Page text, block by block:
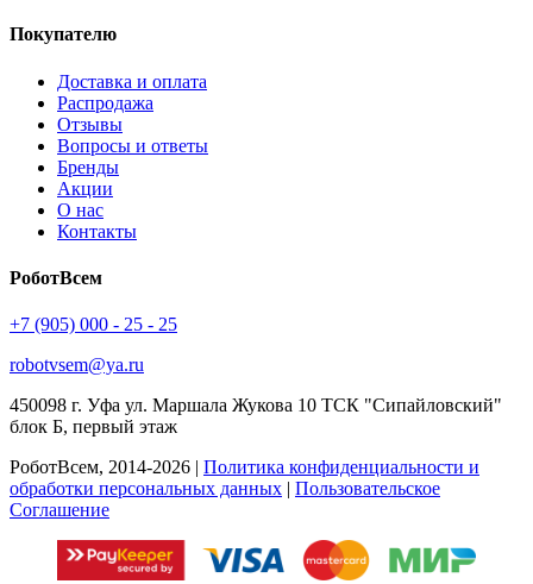
Покупателю
Доставка и оплата
Распродажа
Отзывы
Вопросы и ответы
Бренды
Акции
О нас
Контакты
РоботВсем
+7 (905) 000 - 25 - 25
robotvsem@ya.ru
450098 г. Уфа ул. Маршала Жукова 10 ТСК "Сипайловский"
блок Б, первый этаж
РоботВсем, 2014-2026 | Политика конфиденциальности и
обработки персональных данных | Пользовательское
Соглашение